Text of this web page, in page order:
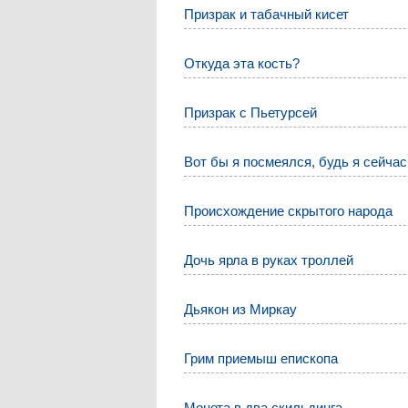
Призрак и табачный кисет
Откуда эта кость?
Призрак с Пьетурсей
Вот бы я посмеялся, будь я
Происхождение скрытого народа
Дочь ярла в руках троллей
Дьякон из Миркау
Грим приемыш епископа